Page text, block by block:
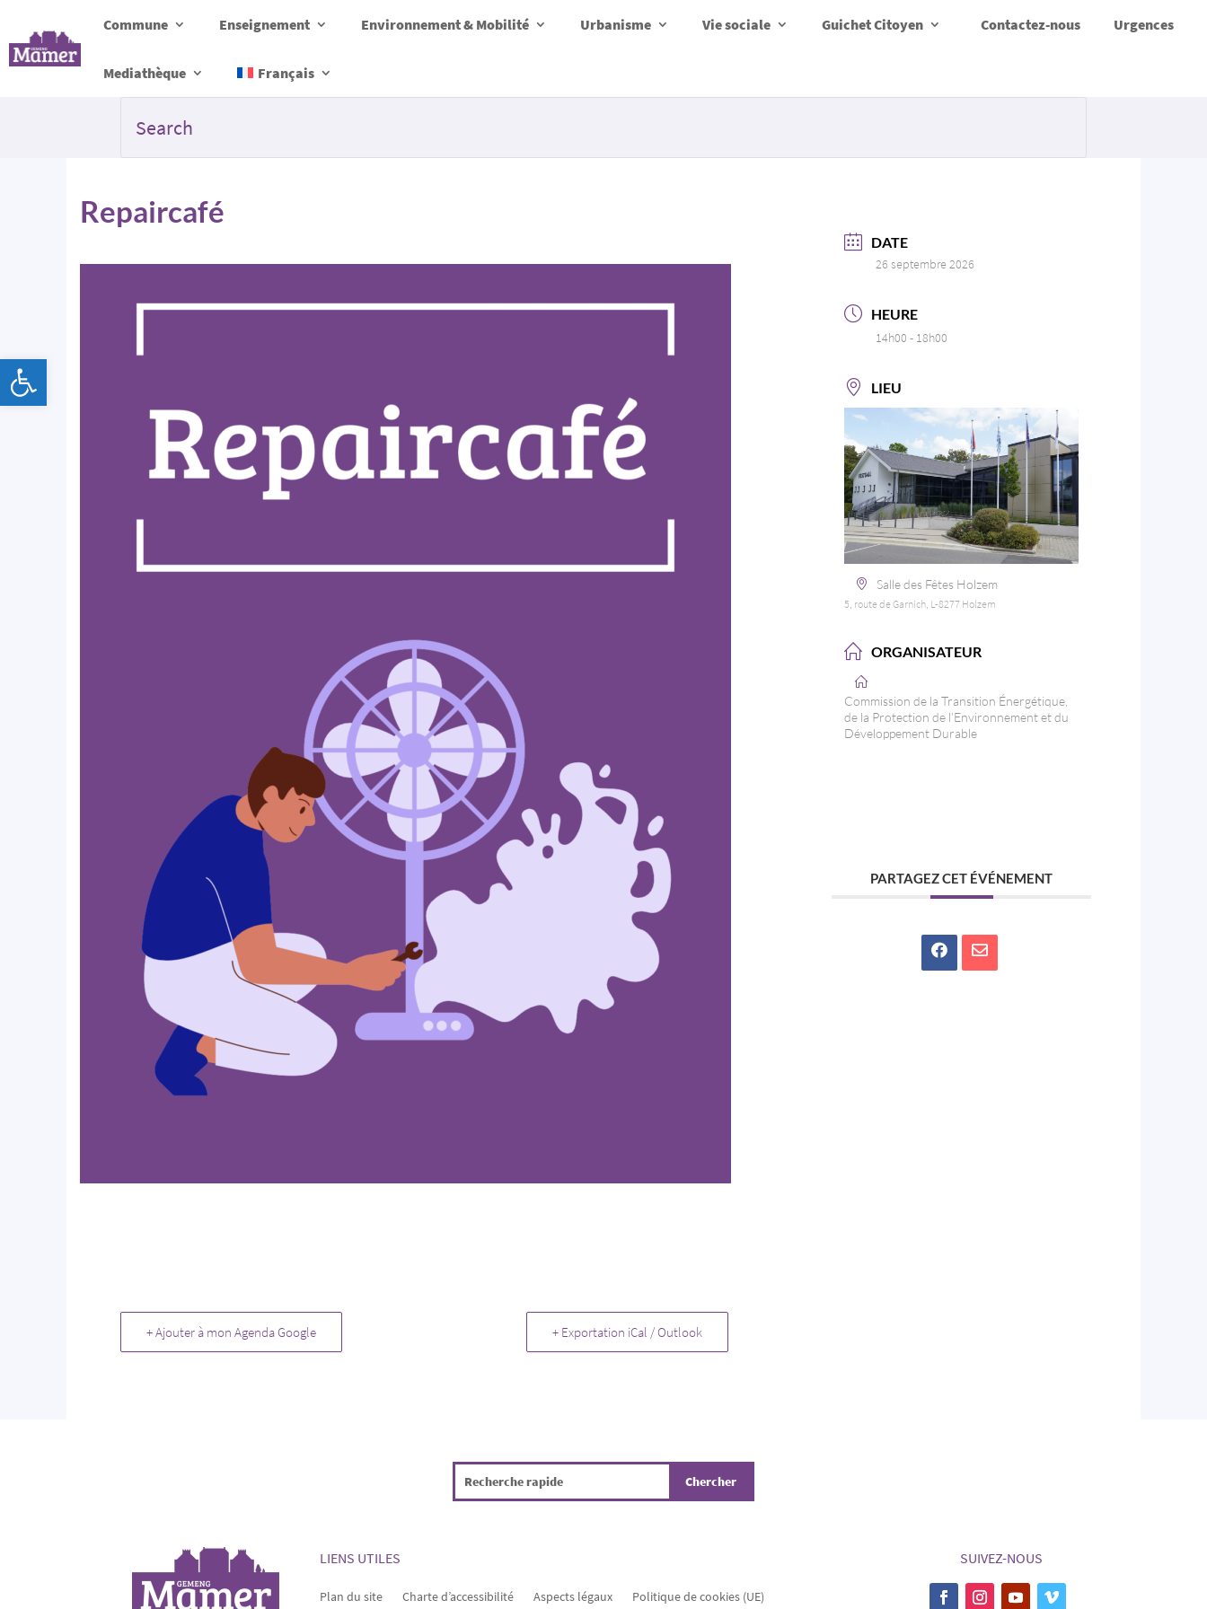
Commune Enseignement Environnement & Mobilité Urbanisme Vie sociale Guichet Citoyen Contactez-nous Urgences
Mediathèque Français
Repaircafé
+ Ajouter à mon Agenda Google + Exportation iCal / Outlook
DATE
26 septembre 2026
HEURE
14h00 - 18h00
LIEU
Salle des Fêtes Holzem
5, route de Garnich, L-8277 Holzem
ORGANISATEUR
Commission de la Transition Énergétique,
de la Protection de l’Environnement et du
Développement Durable
PARTAGEZ CET ÉVÉNEMENT
LIENS UTILES
Plan du site Charte d’accessibilité Aspects légaux Politique de cookies (UE)
SUIVEZ-NOUS
Ouvrir la barre d’outils